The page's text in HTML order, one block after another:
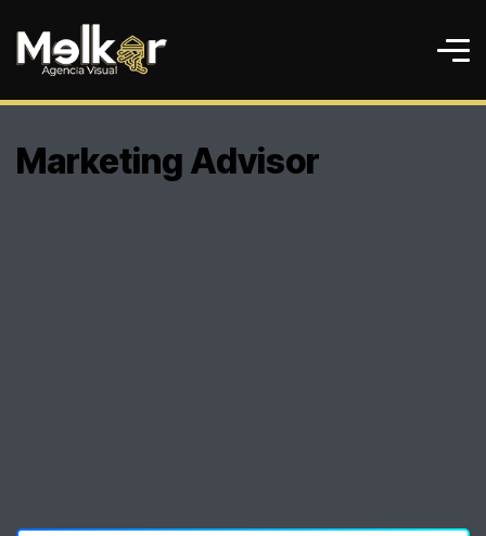
Marketing Advisor